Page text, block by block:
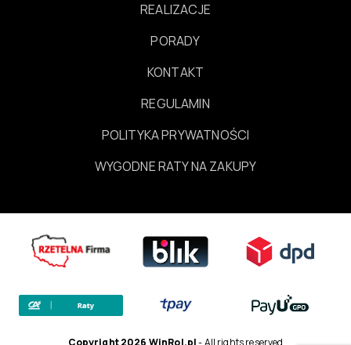
REALIZACJE
PORADY
KONTAKT
REGULAMIN
POLITYKA PRYWATNOŚCI
WYGODNE RATY NA ZAKUPY